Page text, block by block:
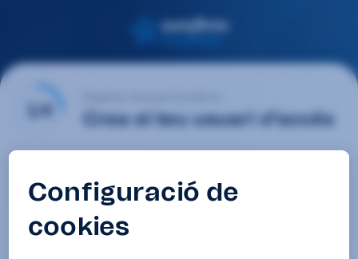
1/4 Crea el teu usuari d'accés
Contrasenya